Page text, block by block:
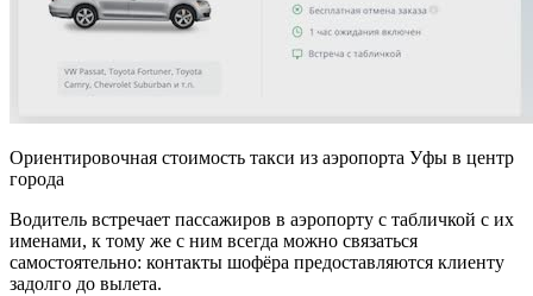
Ориентировочная стоимость такси из аэропорта Уфы в центр
города
Водитель встречает пассажиров в аэропорту с табличкой с их
именами, к тому же с ним всегда можно связаться
самостоятельно: контакты шофёра предоставляются клиенту
задолго до вылета.